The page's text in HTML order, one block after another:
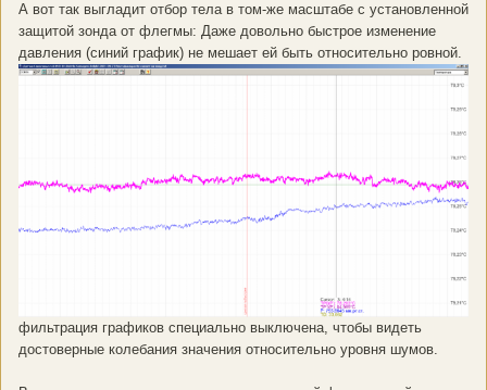
А вот так выгладит отбор тела в том-же масштабе с установленной
защитой зонда от флегмы: Даже довольно быстрое изменение
давления (синий график) не мешает ей быть относительно ровной.
фильтрация графиков специально выключена, чтобы видеть
достоверные колебания значения относительно уровня шумов.